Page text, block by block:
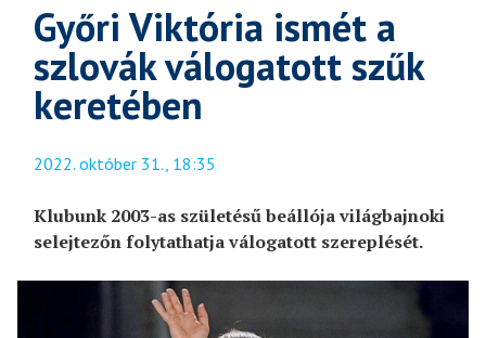
Győri Viktória ismét a
szlovák válogatott szűk
keretében
2022. október 31., 18:35
Klubunk 2003-as születésű beállója világbajnoki
selejtezőn folytathatja válogatott szereplését.